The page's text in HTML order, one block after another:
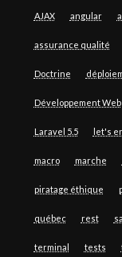
AJAX angular
assurance qualité
Doctrine
Développement Web
Laravel 5.5 let's
macro marche
piratage éthique
québec rest
terminal tests